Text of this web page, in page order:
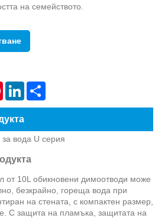
на семейството.
PinterestLinkedIn
за вода U серия
от 10L обикновени димоотводи може
безкрайно, гореща вода при
на стената, с компактен размер,
С защита на пламъка, защитата на